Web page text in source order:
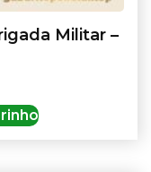
Militar –